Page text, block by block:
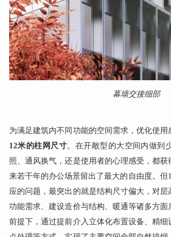
幕墙交接细部
为满足建筑内不同功能的空间需求，优化使用
12米的柱网尺寸。 在开敞型的大空间内做到
照、通风换气，还是使用者的心理感受，都
来若干年的办公场景留出了最大的自由度。 但1
应的问题，最突出的就是结构尺寸偏大，对
功能需求、建设造价与结构、暖通等诸多方
前提下，通过提前介入 立体化布置设备、精